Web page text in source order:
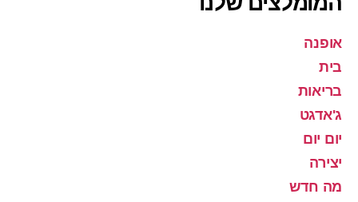
אופנה
בית
בריאות
ג'אדגט
יום יום
יצירה
מה חדש